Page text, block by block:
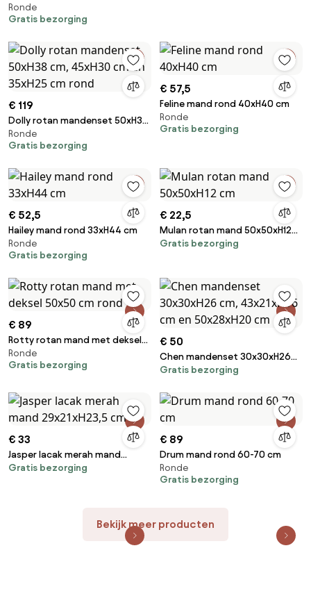
en 55x55xH55 cm
Ronde
Gratis bezorging
€ 119
Dolly rotan mandenset 50xH38
cm, 45xH30 cm en 35xH25 cm
rond
Ronde
Gratis bezorging
€ 57,5
Feline mand rond 40xH40 cm
Ronde
Gratis bezorging
€ 52,5
Hailey mand rond 33xH44 cm
Ronde
Gratis bezorging
€ 22,5
Mulan rotan mand 50x50xH12
cm
Gratis bezorging
€ 89
Rotty rotan mand met deksel
50x50 cm rond
Ronde
Gratis bezorging
€ 50
Chen mandenset 30x30xH26
cm, 43x21xH16 cm en
Gratis bezorging
€ 33
Jasper lacak merah mand
29x21xH23,5 cm
Gratis bezorging
€ 89
Drum mand rond 60-70 cm
Ronde
Gratis bezorging
Bekijk meer producten